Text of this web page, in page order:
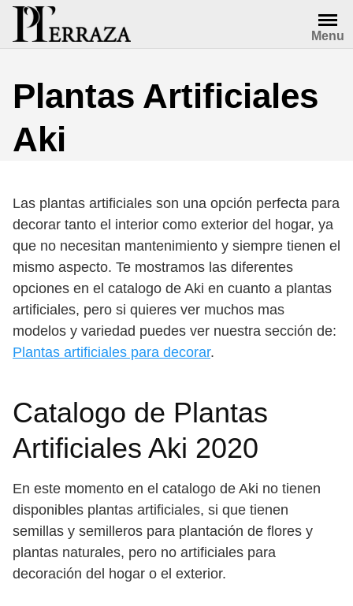
Saltar
contenido
Menu
Plantas Artificiales
Aki
Las plantas artificiales son una opción perfecta para
decorar tanto el interior como exterior del hogar, ya
que no necesitan mantenimiento y siempre tienen el
mismo aspecto. Te mostramos las diferentes
opciones en el catalogo de Aki en cuanto a plantas
artificiales, pero si quieres ver muchos mas
modelos y variedad puedes ver nuestra sección de:
Plantas artificiales para decorar.
Catalogo de Plantas
Artificiales Aki 2020
En este momento en el catalogo de Aki no tienen
disponibles plantas artificiales, si que tienen
semillas y semilleros para plantación de flores y
plantas naturales, pero no artificiales para
decoración del hogar o el exterior.